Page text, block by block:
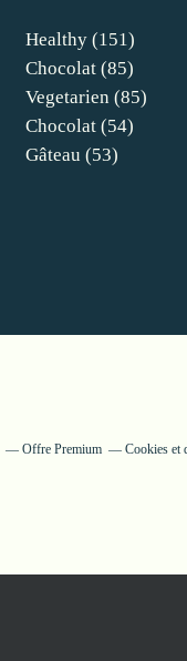
Healthy (151)
Chocolat (85)
Vegetarien (85)
Chocolat (54)
Gâteau (53)
Offre Premium Cookies et